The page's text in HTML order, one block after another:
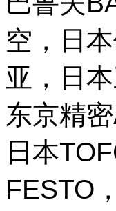
空，日
亚，日
东京精
日本
FESTO